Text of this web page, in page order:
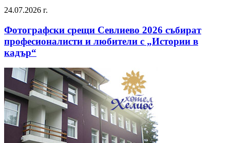
24.07.2026 г.
Фотографски срещи Севлиево 2026 събират
професионалисти и любители с „Истории в
кадър“